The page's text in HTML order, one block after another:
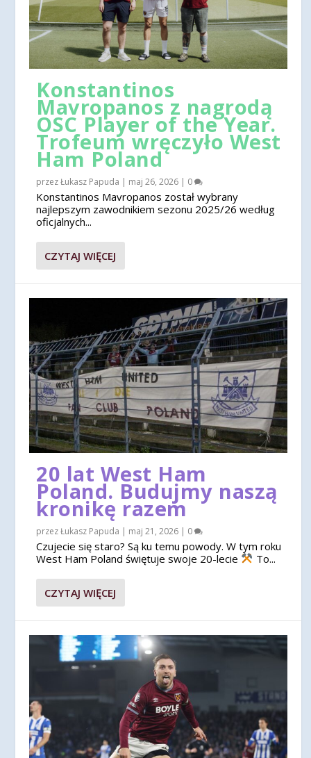
Konstantinos
Mavropanos z nagrodą
OSC Player of the Year.
Trofeum wręczyło West
Ham Poland
przezŁukasz Papuda | maj 26, 2026 | 0
Konstantinos Mavropanos został wybrany
najlepszym zawodnikiem sezonu 2025/26 według
oficjalnych...
CZYTAJ WIĘCEJ
20 lat West Ham
Poland. Budujmy naszą
kronikę razem
przezŁukasz Papuda | maj 21, 2026 | 0
Czujecie się staro? Są ku temu powody. W tym roku
West Ham Poland świętuje swoje 20-lecie
To...
CZYTAJ WIĘCEJ